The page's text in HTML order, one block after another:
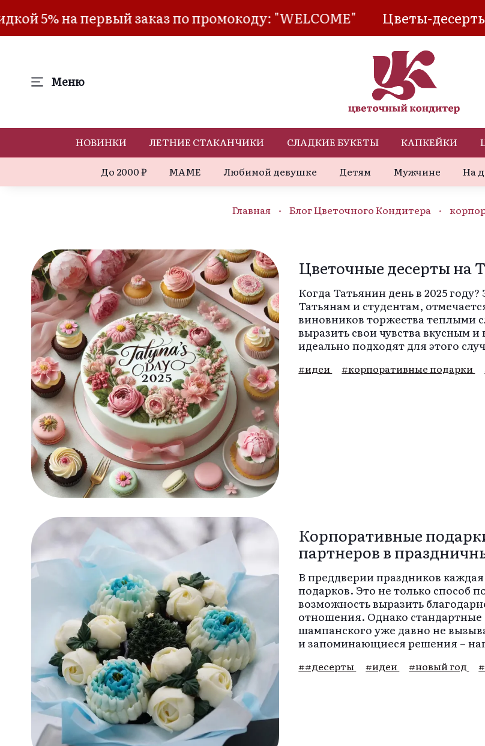
на первый заказ по промокоду: "WELCOME" Цветы-десерты и
Меню
НОВИНКИ ЛЕТНИЕ СТАКАНЧИКИ СЛАДКИЕ БУКЕТЫ КАПКЕЙКИ
До 2000 ₽ МАМЕ Любимой девушке Детям Мужчине На
Главная Блог Цветочного Кондитера
Цветочные десерты на
Когда Татьянин день в 2025
Татьянам и студентам,
виновников торжества теплыми
выразить свои чувства вкусным
идеально подходят для этого
#идеи #корпоративные подарки
Корпоративные
партнеров в
В преддверии праздников
подарков. Это не только способ
возможность выразить
отношения. Однако стандартные
шампанского уже давно не
и запоминающиеся решения –
##десерты #идеи #новый год